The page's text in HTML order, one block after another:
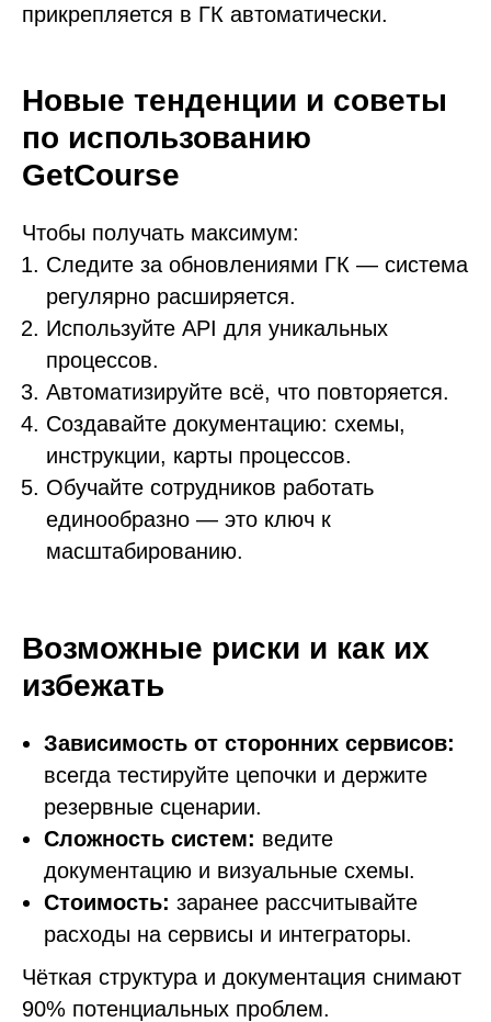
прикрепляется в ГК автоматически.
Новые тенденции и советы
по использованию
GetCourse
Чтобы получать максимум:
Следите за обновлениями ГК — система
регулярно расширяется.
Используйте API для уникальных
процессов.
Автоматизируйте всё, что повторяется.
Создавайте документацию: схемы,
инструкции, карты процессов.
Обучайте сотрудников работать
единообразно — это ключ к
масштабированию.
Возможные риски и как их
избежать
Зависимость от сторонних сервисов:
всегда тестируйте цепочки и держите
резервные сценарии.
Сложность систем: ведите
документацию и визуальные схемы.
Стоимость: заранее рассчитывайте
расходы на сервисы и интеграторы.
Чёткая структура и документация снимают
90% потенциальных проблем.